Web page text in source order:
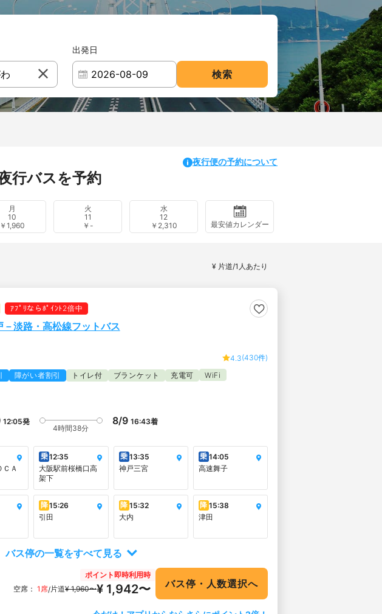
出発日
検索
行バスを予約
夜行便の予約について
月
10
￥1,960
火
11
￥-
水
12
￥2,310
最安値カレンダー
¥ 片道/1人あたり
ｱﾌﾟﾘならﾎﾟｲﾝﾄ2倍中
－淡路・高松線フットバス
4.3(430件)
障がい者割引 トイレ付 ブランケット 充電可
WiFi
12:05発
4時間38分
8/9 16:43着
ＣＡ
乗12:35
大阪駅前桜橋口高
架下
乗 13:35
神戸三宮
乗 14:05
高速舞子
降15:26
引田
降 15:32
大内
降 15:38
津田
バス停の一覧をすべて見る
ポイント即時利用時
空席： 1席/片道¥ 1,960〜¥ 1,942〜 バス停・人数選択へ